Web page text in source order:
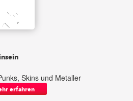
Skins und Metaller
erfahren